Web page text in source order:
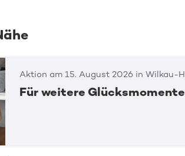
Aktion am 15. August 2026 in Wilkau-
Für weitere Glücksmomente